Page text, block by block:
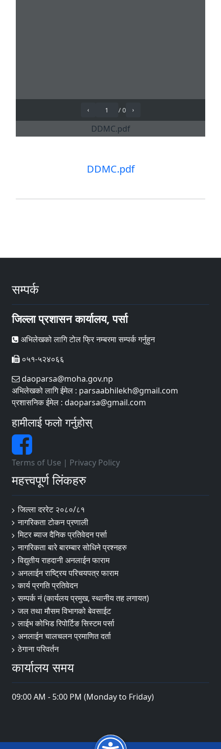
DDMC.pdf
सम्पर्क
जिल्ला प्रशासन कार्यालय, पर्सा
अभिलेखको लागि टोल फ्रि नम्बरमा सम्पर्क गर्नुहुन
०५१-५२४०६६
daoparsa@moha.gov.np
अभिलेखको लागि ईमेल : parsaabhilekh@gmail.com
प्रशासनिक ईमेल : daoparsa@gmail.com
हामीलाई फलो गर्नुहोस्
Terms of Use | Privacy Policy
महत्त्वपूर्ण लिंकहरु
जिल्ला दररेट २०८०/८१
नागरिकता टोकन प्रणाली
मिटर ब्याज दैनिक प्रतिवेदन पर्सा
नागरिकता बारे बारम्बार सोधिने प्रश्नहरु
विद्युतीय राहदानी अनलाईन फाराम
अनलाईन राष्ट्रिय परिचयपत्र फाराम
कार्य प्रगति प्रतिवेदन
सम्पर्क नं (कार्यलय प्रमुख, स्थानीय तह लगायत)
जल तथा मौसम विभागको बेवसाईट
लाईभ कोभिड रिपोर्टिङ सिस्टम पर्सा
अनलाईन चालचलन प्रमाणित दर्ता
ठेगाना परिवर्तन
कार्यालय समय
09:00 AM - 5:00 PM (Monday to Friday)